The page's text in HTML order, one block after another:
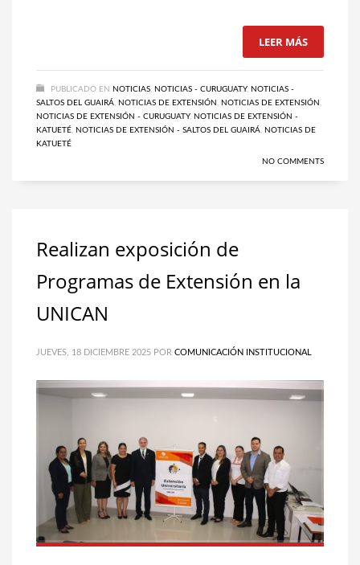
LEER MÁS
PUBLICADO EN NOTICIAS NOTICIAS - CURUGUATY, NOTICIAS -
SALTOS DEL GUAIRÁ NOTICIAS DE EXTENSIÓN NOTICIAS DE EXTENSIÓN
NOTICIAS DE EXTENSIÓN - CURUGUATY, NOTICIAS DE EXTENSIÓN -
KATUETÉ NOTICIAS DE EXTENSIÓN - SALTOS DEL GUAIRÁ NOTICIAS DE
KATUETÉ
NO COMMENTS
Realizan exposición de
Programas de Extensión en la
UNICAN
JUEVES, 18 DICIEMBRE 2025 POR COMUNICACIÓN INSTITUCIONAL